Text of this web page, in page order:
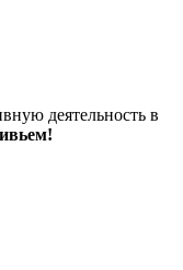
деятельность в